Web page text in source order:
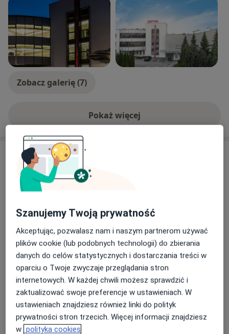
Zobacz galerię (7)
Pokaż więcejo doświadczeniu
Usługi i ceny
Konsultacja chirurgiczna
Od 200 zł
Wycięcie zmiany skórnej
Od 600 zł Szczegóły Umów wizytę
Usunięcie zmiany skórnej z
badaniem histopatologicznym
Od 600 zł Szczegóły
Umów wizytę
Usuwanie tłuszczaków
Od 600 zł Szczegóły Umów wizytę
Szanujemy Twoją prywatność
Akceptując, pozwalasz nam i naszym partnerom używać
plików cookie (lub podobnych technologii) do zbierania
danych do celów statystycznych i dostarczania treści w
oparciu o Twoje zwyczaje przeglądania stron
internetowych. W każdej chwili możesz sprawdzić i
zaktualizować swoje preferencje w ustawieniach. W
ustawieniach znajdziesz również linki do polityk
prywatności stron trzecich. Więcej informacji znajdziesz
w polityka cookies